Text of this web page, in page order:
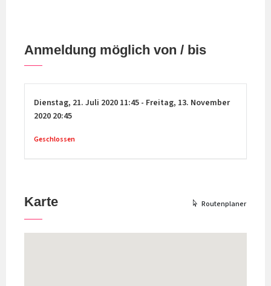
Anmeldung möglich von / bis
Dienstag, 21. Juli 2020 11:45 - Freitag, 13. November
2020 20:45
Geschlossen
Karte Routenplaner